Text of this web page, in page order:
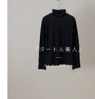
「タートル美人」
キレイへのライン